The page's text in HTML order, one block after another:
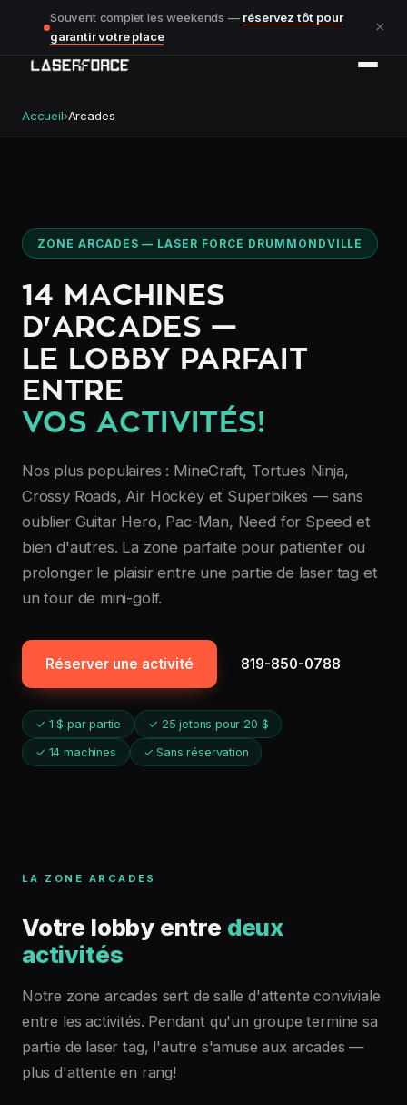
Souvent complet les weekends — réservez tôt pour
garantir votre place
×
Accueil›Arcades
ZONE ARCADES — LASER FORCE DRUMMONDVILLE
14 MACHINES
D'ARCADES —
LE LOBBY PARFAIT
ENTRE
VOS ACTIVITÉS!
Nos plus populaires : MineCraft, Tortues Ninja,
Crossy Roads, Air Hockey et Superbikes — sans
oublier Guitar Hero, Pac-Man, Need for Speed et
bien d'autres. La zone parfaite pour patienter ou
prolonger le plaisir entre une partie de laser tag et
un tour de mini-golf.
Réserver une activité 819-850-0788
✓ 1 $ par partie ✓ 25 jetons pour 20 $
✓ 14 machines ✓ Sans réservation
LA ZONE ARCADES
Votre lobby entre deux
activités
Notre zone arcades sert de salle d'attente conviviale
entre les activités. Pendant qu'un groupe termine sa
partie de laser tag, l'autre s'amuse aux arcades —
plus d'attente en rang!